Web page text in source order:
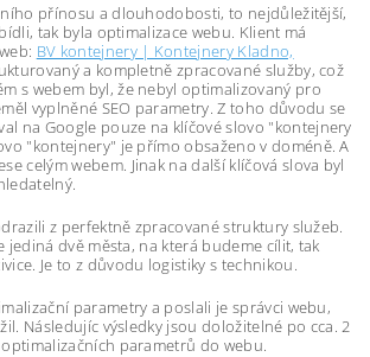
přínosu a dlouhodobosti, to nejdůležitější,
tak byla optimalizace webu. Klient má
BV kontejnery | Kontejnery Kladno,
a kompletně zpracované služby, což
s webem byl, že nebyl optimalizovaný pro
vyplněné SEO parametry. Z toho důvodu se
na Google pouze na klíčové slovo "kontejnery
"kontejnery" je přímo obsaženo v doméně. A
celým webem. Jinak na další klíčová slova byl
z perfektně zpracované struktury služeb.
jediná dvě města, na která budeme cílit, tak
Je to z důvodu logistiky s technikou.
parametry a poslali je správci webu,
Následujíc výsledky jsou doložitelné po cca. 2
parametrů do webu.